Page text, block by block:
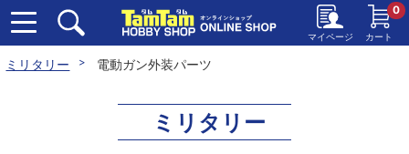
マイページ カート
0
ミリタリー 電動ガン外装パーツ
ミリタリー